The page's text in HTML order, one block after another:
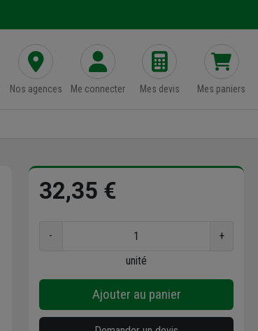
Nos agences Me connecter Mes devis Mes paniers
32,35 €
-
+
unité
Ajouter au panier